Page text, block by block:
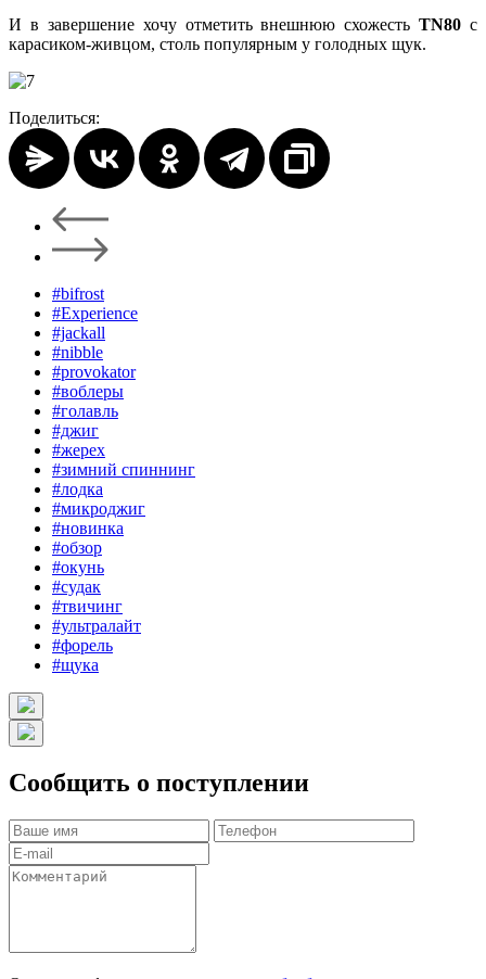
И в завершение хочу отметить внешнюю схожестьTN80 с
карасиком-живцом, столь популярным у голодных щук.
Поделиться:
#bifrost
#Experience
#jackall
#nibble
#provokator
#воблеры
#голавль
#джиг
#жерех
#зимний спиннинг
#лодка
#микроджиг
#новинка
#обзор
#окунь
#судак
#твичинг
#ультралайт
#форель
#щука
Сообщить о поступлении